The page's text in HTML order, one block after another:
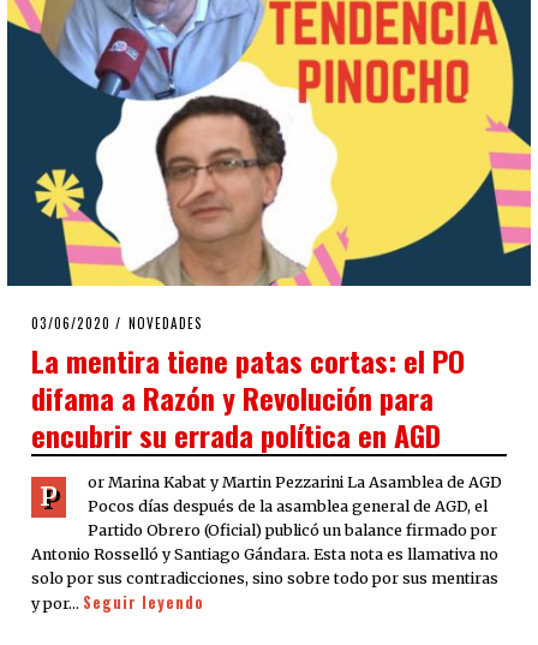
POSTED
03/06/2020 03/06/2020
NOVEDADES
La mentira tiene patas cortas: el PO
difama a Razón y Revolución para
encubrir su errada política en AGD
P
or Marina Kabat y Martin Pezzarini La Asamblea de AGD
Pocos días después de la asamblea general de AGD, el
Partido Obrero (Oficial) publicó un balance firmado por
Antonio Rosselló y Santiago Gándara. Esta nota es llamativa no
solo por sus contradicciones, sino sobre todo por sus mentiras
y por… Seguir leyendo